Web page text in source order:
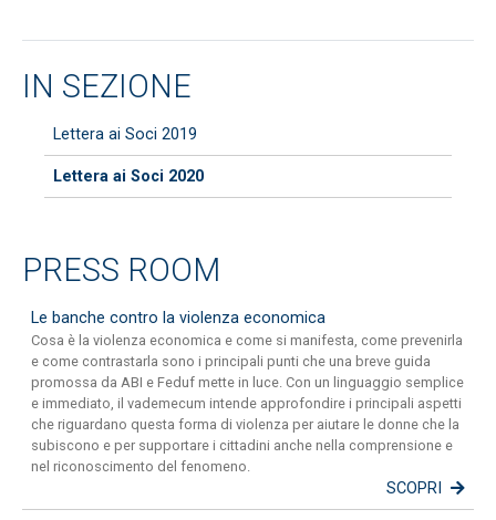
IN SEZIONE
Lettera ai Soci 2019
Lettera ai Soci 2020
PRESS ROOM
Le banche contro la violenza economica
Cosa è la violenza economica e come si manifesta, come prevenirla
e come contrastarla sono i principali punti che una breve guida
promossa da ABI e Feduf mette in luce. Con un linguaggio semplice
e immediato, il vademecum intende approfondire i principali aspetti
che riguardano questa forma di violenza per aiutare le donne che la
subiscono e per supportare i cittadini anche nella comprensione e
nel riconoscimento del fenomeno.
SCOPRI